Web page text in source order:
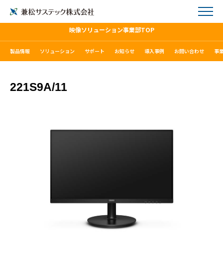
映像ソリューション事業部TOP
製品情報 ソリューション サポート お知らせ 導入事例 お問い合わせ 事
221S9A/11